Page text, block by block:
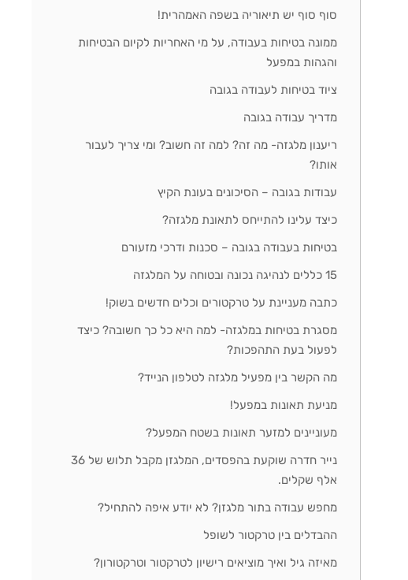
סוף סוף יש תיאוריה בשפה האמהרית!
ממונה בטיחות בעבודה, על מי האחריות לקיום הבטיחות
והגהות במפעל
ציוד בטיחות לעבודה בגובה
מדריך עבודה בגובה
ריענון מלגזה- מה זה? למה זה חשוב? ומי צריך לעבור
אותו?
עבודות בגובה – הסיכונים בעונת הקיץ
כיצד עלינו להתייחס לתאונת מלגזה?
בטיחות בעבודה בגובה – סכנות ודרכי מזעורם
15 כללים לנהיגה נכונה ובטוחה על המלגזה
כתבה מעניינת על טרקטורים וכלים חדשים בשוק!
מסגרת בטיחות במלגזה- למה היא כל כך חשובה? כיצד
לפעול בעת התהפכות?
מה הקשר בין מפעיל מלגזה לטלפון הנייד?
מניעת תאונות במפעל!
מעוניינים למזער תאונות בשטח המפעל?
נייר חדרה שוקעת בהפסדים, המלגזן מקבל תלוש של 36
אלף שקלים.
מחפש עבודה בתור מלגזן? לא יודע איפה להתחיל?
ההבדלים בין טרקטור לשופל
מאיזה גיל ואיך מוציאים רישיון לטרקטור וטרקטורון?